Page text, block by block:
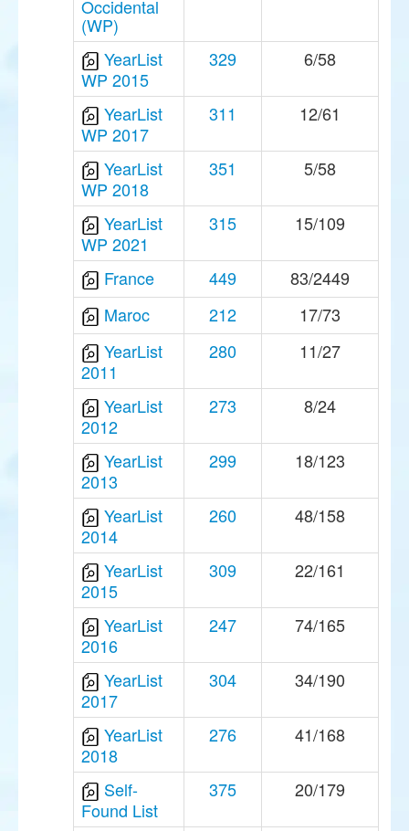
Occidental
(WP)
YearList
WP 2015
329 6/58
YearList
WP 2017
311 12/61
YearList
WP 2018
351 5/58
YearList
WP 2021
315 15/109
France 449
83/2449
Maroc
212
17/73
YearList
2011
280 11/27
YearList
2012
273 8/24
YearList
2013
299 18/123
YearList
2014
260 48/158
YearList
2015
309 22/161
YearList
2016
247 74/165
YearList
2017
304 34/190
YearList
2018
276 41/168
Self-
Found List
375 20/179